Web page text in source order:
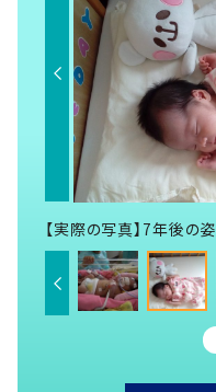
【実際の写真】7年後の姿